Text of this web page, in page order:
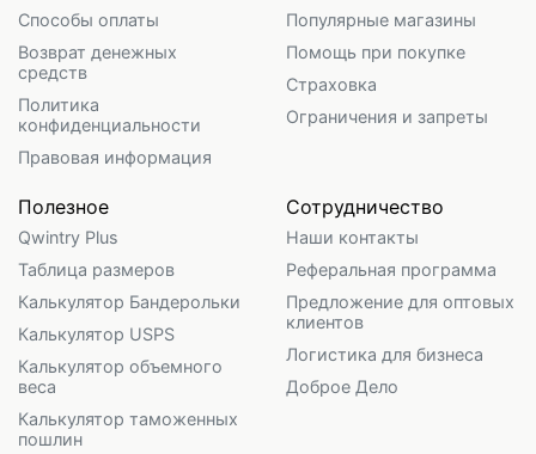
Способы оплаты
Возврат денежных
средств
Политика
конфиденциальности
Правовая информация
Популярные магазины
Помощь при покупке
Страховка
Ограничения и запреты
Полезное
Qwintry Plus
Таблица размеров
Калькулятор Бандерольки
Калькулятор USPS
Калькулятор объемного
веса
Калькулятор таможенных
пошлин
Сотрудничество
Наши контакты
Реферальная программа
Предложение для оптовых
клиентов
Логистика для бизнеса
Доброе Дело